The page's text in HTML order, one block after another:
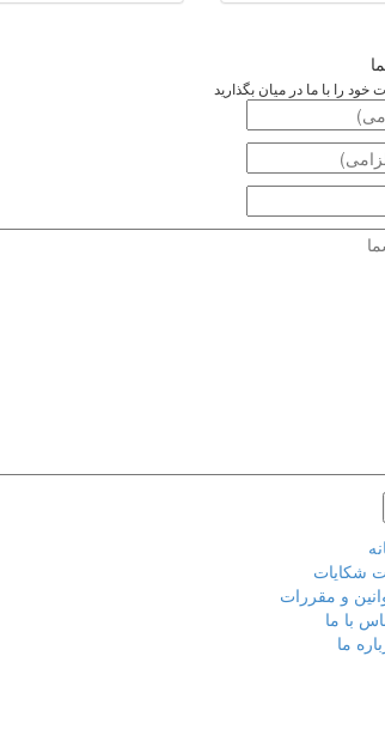
خود را با ما در میان بگذارید
شکایات
و مقررات
با ما
ما